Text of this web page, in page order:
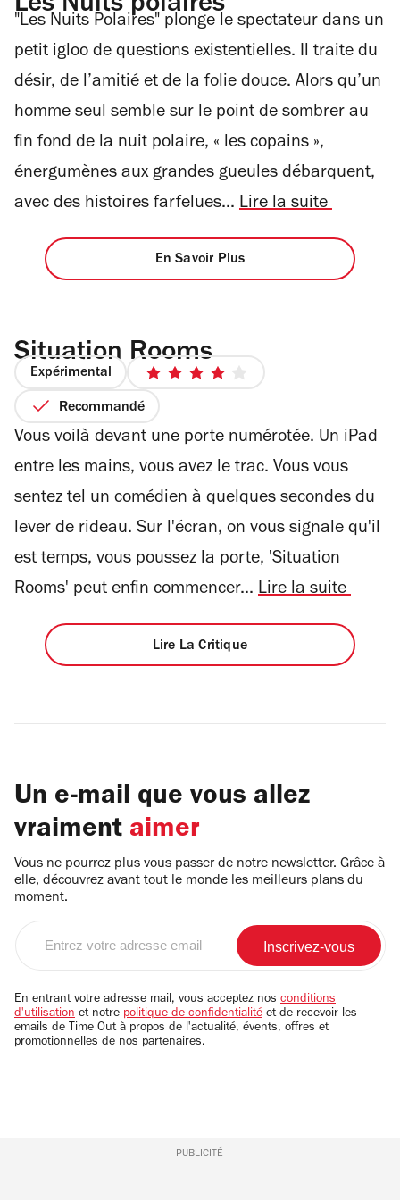
Les Nuits polaires
"Les Nuits Polaires" plonge le spectateur dans un
petit igloo de questions existentielles. Il traite du
désir, de l’amitié et de la folie douce. Alors qu’un
homme seul semble sur le point de sombrer au
fin fond de la nuit polaire, « les copains »,
énergumènes aux grandes gueules débarquent,
avec des histoires farfelues... Lire la suite
En Savoir Plus
Situation Rooms
Expérimental
4
étoiles
Recommandé
Vous voilà devant une porte numérotée. Un iPad
entre les mains, vous avez le trac. Vous vous
sentez tel un comédien à quelques secondes du
lever de rideau. Sur l'écran, on vous signale qu'il
est temps, vous poussez la porte, 'Situation
Rooms' peut enfin commencer... Lire la suite
Lire La Critique
Un e-mail que vous allez
vraiment aimer
Vous ne pourrez plus vous passer de notre newsletter. Grâce à
elle, découvrez avant tout le monde les meilleurs plans du
moment.
email
En entrant votre adresse mail, vous acceptez nos conditions
d'utilisation et notre politique de confidentialité et de recevoir les
emails de Time Out à propos de l'actualité, évents, offres et
promotionnelles de nos partenaires.
PUBLICITÉ